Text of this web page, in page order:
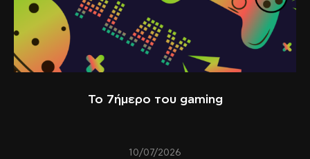
Το 7ήμερο του gaming
10/07/2026